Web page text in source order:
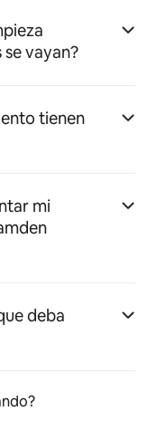
se vayan?
tienen
mi
deba